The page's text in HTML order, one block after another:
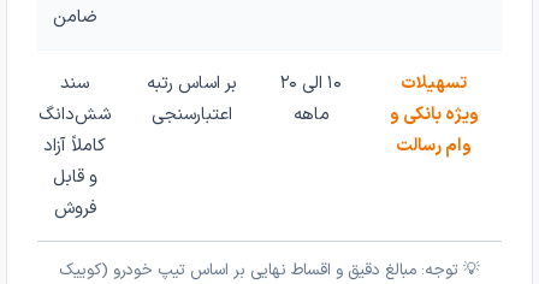
ضامن
تسهیلات
ویژه بانکی و
وام رسالت
۱۰ الی ۲۰
ماهه
بر اساس رتبه
اعتبارسنجی
سند
شش‌دانگ
کاملاً آزاد
و قابل
فروش
💡 توجه: مبالغ دقیق و اقساط نهایی بر اساس تیپ خودرو (کوییک